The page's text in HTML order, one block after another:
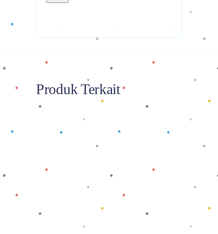
Produk Terkait
Baca selengkapnya